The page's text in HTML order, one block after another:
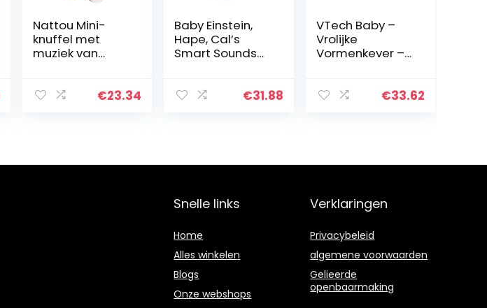
Nattou Mini-
knuffel met
muziek van
“La-le-lu”-
296083
€23.34
Baby Einstein,
Hape, Cal’s
Smart Sounds
houten
€31.88
VTech Baby –
Vrolijke
Vormenkever –
Jongens en€33.62
Snelle links
Home
Alles winkelen
Blogs
Onze webshops
Verklaringen
Privacybeleid
algemene voorwaarden
Gelieerde
openbaarmaking